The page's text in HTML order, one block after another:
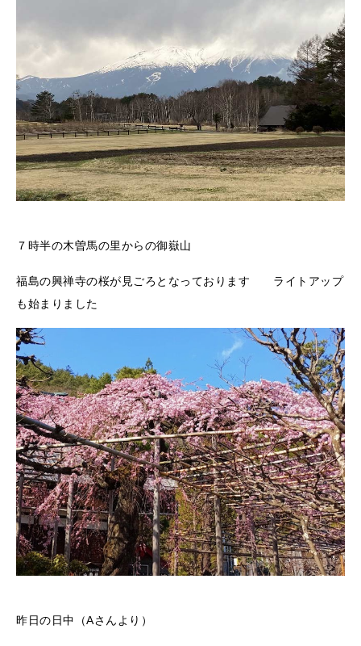
７時半の木曽馬の里からの御嶽山
福島の興禅寺の桜が見ごろとなっております ライトアップ
も始まりました
昨日の日中（Aさんより）